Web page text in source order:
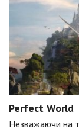
Perfect World
Незважаючи на